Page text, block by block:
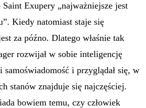
Saint Exupery „najważniejsze jest
Kiedy natomiast staje się
za późno. Dlatego właśnie tak
rozwijał w sobie inteligencję
samoświadomość i przyglądał się, w
stanów znajduje się najczęściej.
bowiem temu, czy człowiek